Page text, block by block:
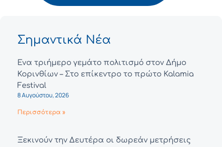
Σημαντικά Νέα
Ένα τριήμερο γεμάτο πολιτισμό στον Δήμο
Κορινθίων – Στο επίκεντρο το πρώτο Kalamia
Festival
8 Αυγούστου, 2026
Περισσότερα »
Ξεκινούν την Δευτέρα οι δωρεάν μετρήσεις